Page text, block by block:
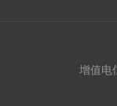
增值电